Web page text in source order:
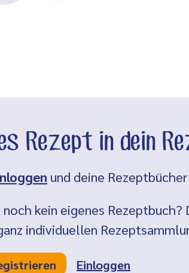
Rezept in dein
und deine
noch kein eigenes
individuellen
Einloggen